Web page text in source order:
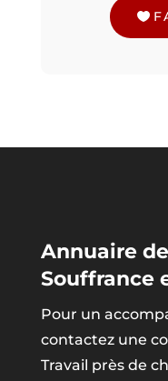
Annuaire
Souffrance
Pour un
contactez une
Travail près de